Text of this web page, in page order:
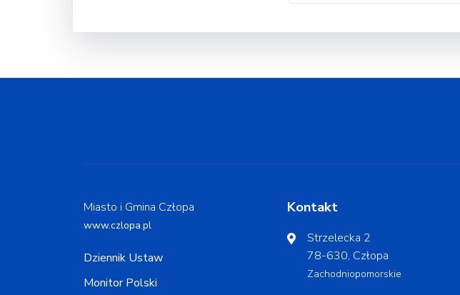
Miasto i Gmina Człopa
www.czlopa.pl
Dziennik Ustaw
Monitor Polski
Kontakt
Strzelecka 2
78-630, Człopa
Zachodniopomorskie